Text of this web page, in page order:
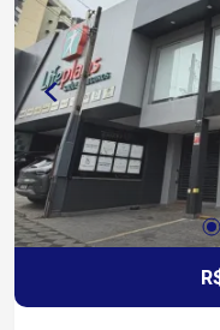
para o dia a dia.
estudantes,
para quem deseja
ao centro da